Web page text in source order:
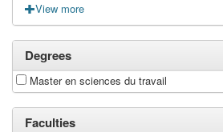
View more
Degrees
Master en sciences du travail
Faculties